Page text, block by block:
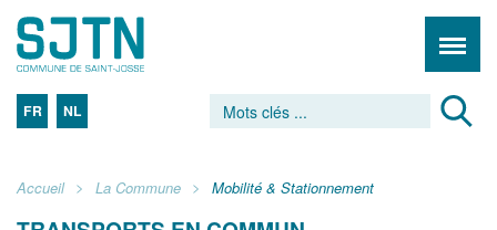
FR NL
Accueil La Commune Mobilité & Stationnement